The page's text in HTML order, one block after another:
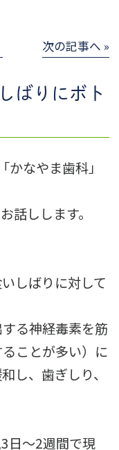
次の記事へ »
ばりにボト
なやま歯科」
話しします。
しばりに対して
る神経毒素を筋
ことが多い）に
し、歯ぎしり、
日～2週間で現